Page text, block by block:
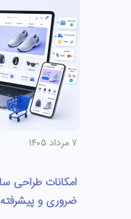
۷ مرداد ۱۴۰۵
امکانات طراحی
ضروری و پیشرفته